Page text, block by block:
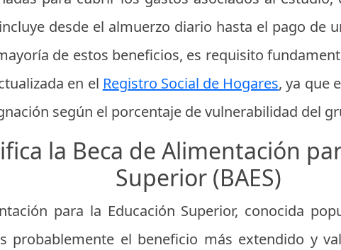
desde el almuerzo diario hasta el pago de
de estos beneficios, es requisito
en el Registro Social de Hogares, ya que
según el porcentaje de vulnerabilidad del
la Beca de Alimentación
Superior (BAES)
para la Educación Superior, conocida
probablemente el beneficio más extendido y